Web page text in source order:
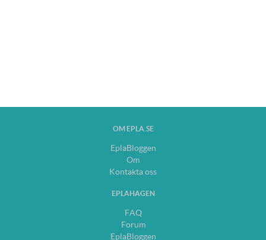
OM EPLA.SE
EplaBloggen
Om
Kontakta oss
EPLAHAGEN
FAQ
Forum
EplaBloggen